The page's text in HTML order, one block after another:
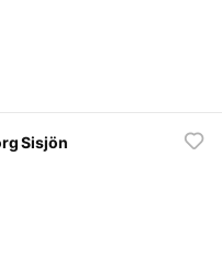
Sisjön